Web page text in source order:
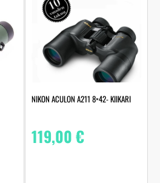
NIKON ACULON A211 8×42- KIIKARI
119,00€